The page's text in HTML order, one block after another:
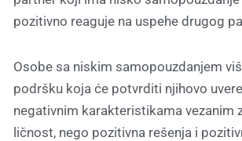
pozitivno reaguje na uspehe drugog
Osobe sa niskim samopouzdanjem
podršku koja će potvrditi njihovo
negativnim karakteristikama vezanim
ličnost, nego pozitivna rešenja i